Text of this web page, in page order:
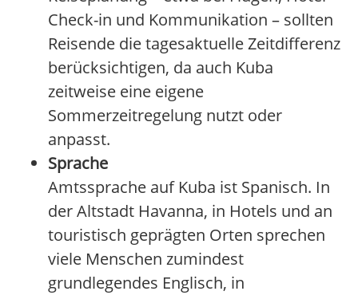
Check-in und Kommunikation – sollten
Reisende die tagesaktuelle Zeitdifferenz
berücksichtigen, da auch Kuba
zeitweise eine eigene
Sommerzeitregelung nutzt oder
anpasst.
Sprache
Amtssprache auf Kuba ist Spanisch. In
der Altstadt Havanna, in Hotels und an
touristisch geprägten Orten sprechen
viele Menschen zumindest
grundlegendes Englisch, in